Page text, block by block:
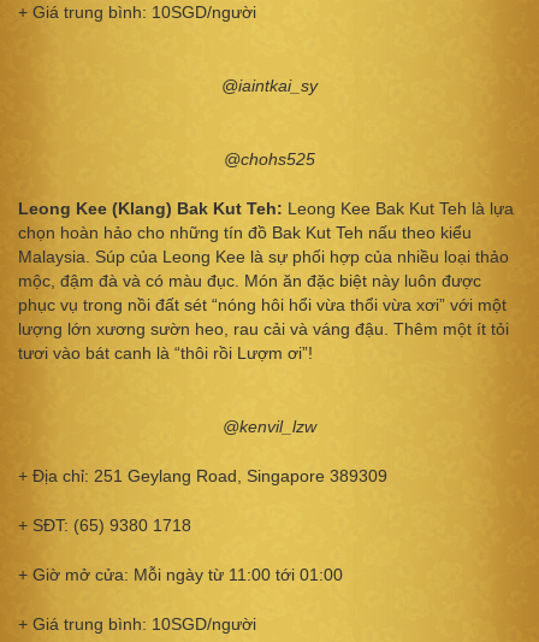
+ Giá trung bình: 10SGD/người
@iaintkai_sy
@chohs525
Leong Kee (Klang) Bak Kut Teh: Leong Kee Bak Kut Teh là lựa
chọn hoàn hảo cho những tín đồ Bak Kut Teh nấu theo kiểu
Malaysia. Súp của Leong Kee là sự phối hợp của nhiều loại thảo
mộc, đậm đà và có màu đục. Món ăn đặc biệt này luôn được
phục vụ trong nồi đất sét “nóng hôi hổi vừa thổi vừa xơi” với một
lượng lớn xương sườn heo, rau cải và váng đậu. Thêm một ít tỏi
tươi vào bát canh là “thôi rồi Lượm ơi”!
@kenvil_lzw
+ Địa chỉ: 251 Geylang Road, Singapore 389309
+ SĐT: (65) 9380 1718
+ Giờ mở cửa: Mỗi ngày từ 11:00 tới 01:00
+ Giá trung bình: 10SGD/người